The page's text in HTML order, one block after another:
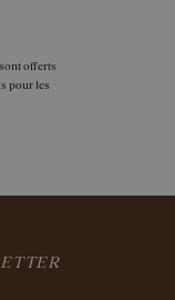
offerts
pour les